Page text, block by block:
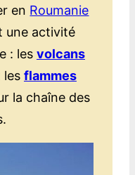
en Roumanie
une activité
: les volcans
flammes
la chaîne des